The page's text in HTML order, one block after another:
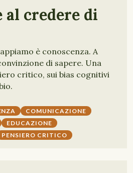
al credere di
è conoscenza. A
di sapere. Una
critico, sui bias cognitivi
COMUNICAZIONE
EDUCAZIONE
PENSIERO CRITICO